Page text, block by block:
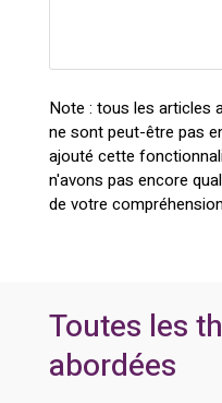
Note : tous les articles
ne sont peut-être pas
ajouté cette
n'avons pas encore
de votre
Toutes les
abordées